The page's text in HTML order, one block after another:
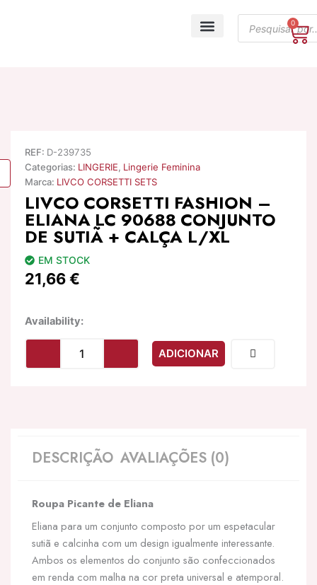
search
0
REF: D-239735
Categorias: LINGERIE, Lingerie Feminina
Marca: LIVCO CORSETTI SETS
LIVCO CORSETTI FASHION –
ELIANA LC 90688 CONJUNTO
DE SUTIÃ + CALÇA L/XL
EM STOCK
21,66€
Availability:Quantidade
LIVCO
CORSETTI
CONJUNTO
DE
CALÇA
ADICIONAR
DESCRIÇÃO AVALIAÇÕES (0)
Roupa Picante de Eliana
Eliana para um conjunto composto por um espetacular
sutiã e calcinha com um design igualmente interessante.
Ambos os elementos do conjunto são confeccionados
em renda com malha na cor preta universal e atemporal.